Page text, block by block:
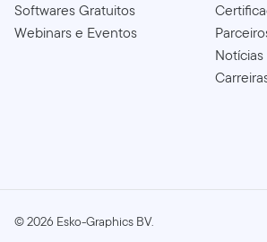
Softwares Gratuitos
Webinars e Eventos
Notícias
©2026 Esko-Graphics BV.